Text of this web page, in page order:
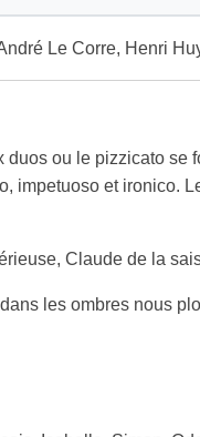
Le Corre, Henri
ou le pizzicato se
impetuoso et ironico.
Claude de la
les ombres nous